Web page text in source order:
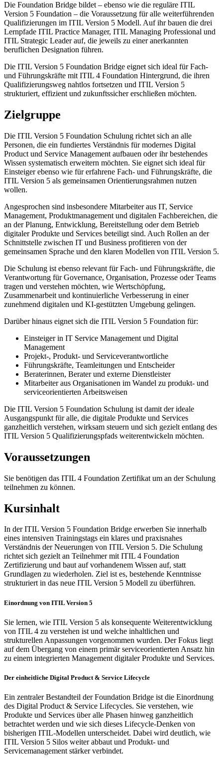
Die Foundation Bridge bildet – ebenso wie die reguläre ITIL
Version 5 Foundation – die Voraussetzung für alle weiterführenden
Qualifizierungen im ITIL Version 5 Modell. Auf ihr bauen die drei
Lernpfade ITIL Practice Manager, ITIL Managing Professional und
ITIL Strategic Leader auf, die jeweils zu einer anerkannten
beruflichen Designation führen.
Die ITIL Version 5 Foundation Bridge eignet sich ideal für Fach-
und Führungskräfte mit ITIL 4 Foundation Hintergrund, die ihren
Qualifizierungsweg nahtlos fortsetzen und ITIL Version 5
strukturiert, effizient und zukunftssicher erschließen möchten.
Zielgruppe
Die ITIL Version 5 Foundation Schulung richtet sich an alle
Personen, die ein fundiertes Verständnis für modernes Digital
Product und Service Management aufbauen oder ihr bestehendes
Wissen systematisch erweitern möchten. Sie eignet sich ideal für
Einsteiger ebenso wie für erfahrene Fach- und Führungskräfte, die
ITIL Version 5 als gemeinsamen Orientierungsrahmen nutzen
wollen.
Angesprochen sind insbesondere Mitarbeiter aus IT, Service
Management, Produktmanagement und digitalen Fachbereichen, die
an der Planung, Entwicklung, Bereitstellung oder dem Betrieb
digitaler Produkte und Services beteiligt sind. Auch Rollen an der
Schnittstelle zwischen IT und Business profitieren von der
gemeinsamen Sprache und den klaren Modellen von ITIL Version 5.
Die Schulung ist ebenso relevant für Fach- und Führungskräfte, die
Verantwortung für Governance, Organisation, Prozesse oder Teams
tragen und verstehen möchten, wie Wertschöpfung,
Zusammenarbeit und kontinuierliche Verbesserung in einer
zunehmend digitalen und KI-gestützten Umgebung gelingen.
Darüber hinaus eignet sich die ITIL Version 5 Foundation für:
Einsteiger in IT Service Management und Digital
Management
Projekt-, Produkt- und Serviceverantwortliche
Führungskräfte, Teamleitungen und Entscheider
Beraterinnen, Berater und externe Dienstleister
Mitarbeiter aus Organisationen im Wandel zu produkt- und
serviceorientierten Arbeitsweisen
Die ITIL Version 5 Foundation Schulung ist damit der ideale
Ausgangspunkt für alle, die digitale Produkte und Services
ganzheitlich verstehen, wirksam steuern und sich gezielt entlang des
ITIL Version 5 Qualifizierungspfads weiterentwickeln möchten.
Voraussetzungen
Sie benötigen das ITIL 4 Foundation Zertifikat um an der Schulung
teilnehmen zu können.
Kursinhalt
In der ITIL Version 5 Foundation Bridge erwerben Sie innerhalb
eines intensiven Trainingstags ein klares und praxisnahes
Verständnis der Neuerungen von ITIL Version 5. Die Schulung
richtet sich gezielt an Teilnehmer mit ITIL 4 Foundation
Zertifizierung und baut auf vorhandenem Wissen auf, statt
Grundlagen zu wiederholen. Ziel ist es, bestehende Kenntnisse
strukturiert in das neue ITIL Version 5 Modell zu überführen.
Einordnung von ITIL Version 5
Sie lernen, wie ITIL Version 5 als konsequente Weiterentwicklung
von ITIL 4 zu verstehen ist und welche inhaltlichen und
strukturellen Anpassungen vorgenommen wurden. Der Fokus liegt
auf dem Übergang von einem primär serviceorientierten Ansatz hin
zu einem integrierten Management digitaler Produkte und Services.
Der einheitliche Digital Product & Service Lifecycle
Ein zentraler Bestandteil der Foundation Bridge ist die Einordnung
des Digital Product & Service Lifecycles. Sie verstehen, wie
Produkte und Services über alle Phasen hinweg ganzheitlich
betrachtet werden und wie sich dieses Lifecycle-Denken von
bisherigen ITIL-Modellen unterscheidet. Dabei wird deutlich, wie
ITIL Version 5 Silos weiter abbaut und Produkt- und
Servicemanagement stärker verbindet.